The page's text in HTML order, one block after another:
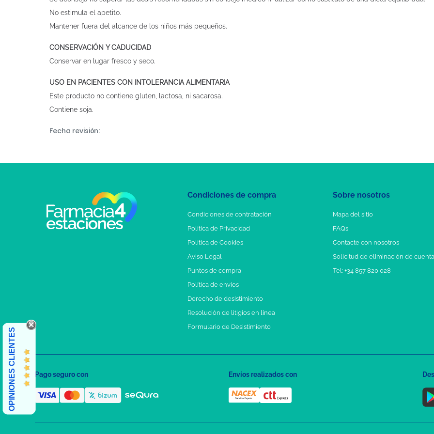
No estimula el apetito.
Mantener fuera del alcance de los niños más pequeños.
CONSERVACIÓN Y CADUCIDAD
Conservar en lugar fresco y seco.
USO EN PACIENTES CON INTOLERANCIA ALIMENTARIA
Este producto no contiene gluten, lactosa, ni sacarosa.
Contiene soja.
Fecha revisión:
Condiciones de compra
Condiciones de contratación
Política de Privacidad
Política de Cookies
Aviso Legal
Puntos de compra
Política de envíos
Derecho de desistimiento
Resolución de litigios en línea
Formulario de Desistimiento
Sobre nosotros
Mapa del sitio
FAQs
Contacte con nosotros
Solicitud de eliminación de cuenta
Tel: +34 857 820 028
OPINIONES CLIENTES Pago seguro con Envíos realizados con